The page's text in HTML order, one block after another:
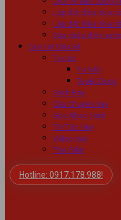
Lắp đặt điều hòa
Lắp đặt điều hòa
Sửa chữa điện
Duy Lợi Chia Sẻ
Tin tức
Tư Vấn
Tuyển Dụng
Sách Hay
Câu Chuyên Hay
Góc Nhạc Trịnh
Tin Tức Hay
Video hay
Thư Giãn
Hotline: 0917.178.988!